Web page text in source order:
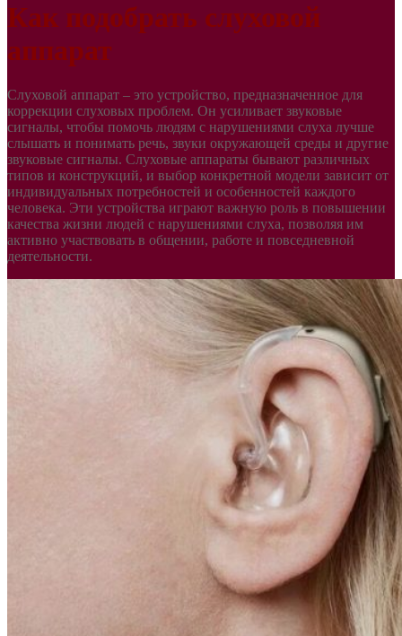
Как подобрать слуховой
аппарат
Слуховой аппарат – это устройство, предназначенное для
коррекции слуховых проблем. Он усиливает звуковые
сигналы, чтобы помочь людям с нарушениями слуха лучше
слышать и понимать речь, звуки окружающей среды и другие
звуковые сигналы. Слуховые аппараты бывают различных
типов и конструкций, и выбор конкретной модели зависит от
индивидуальных потребностей и особенностей каждого
человека. Эти устройства играют важную роль в повышении
качества жизни людей с нарушениями слуха, позволяя им
активно участвовать в общении, работе и повседневной
деятельности.